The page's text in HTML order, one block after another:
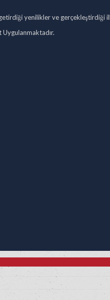
yenilikler ve
Uygulanmaktadır.